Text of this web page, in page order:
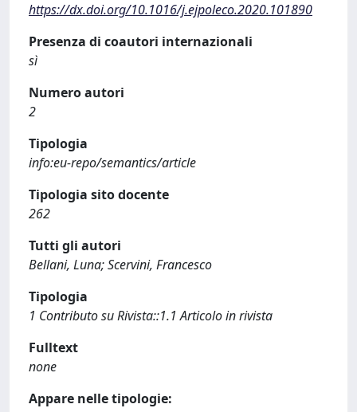
https://dx.doi.org/10.1016/j.ejpoleco.2020.101890
Presenza di coautori internazionali
sì
Numero autori
2
Tipologia
info:eu-repo/semantics/article
Tipologia sito docente
262
Tutti gli autori
Bellani, Luna; Scervini, Francesco
Tipologia
1 Contributo su Rivista::1.1 Articolo in rivista
Fulltext
none
Appare nelle tipologie: